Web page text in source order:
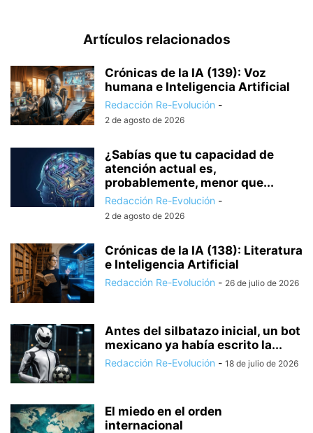
Artículos relacionados
Crónicas de la IA (139): Voz
humana e Inteligencia Artificial
Redacción Re-Evolución -
2 de agosto de 2026
¿Sabías que tu capacidad de
atención actual es,
probablemente, menor que...
Redacción Re-Evolución -
2 de agosto de 2026
Crónicas de la IA (138): Literatura
e Inteligencia Artificial
Redacción Re-Evolución - 26 de julio de 2026
Antes del silbatazo inicial, un bot
mexicano ya había escrito la...
Redacción Re-Evolución - 18 de julio de 2026
El miedo en el orden
internacional